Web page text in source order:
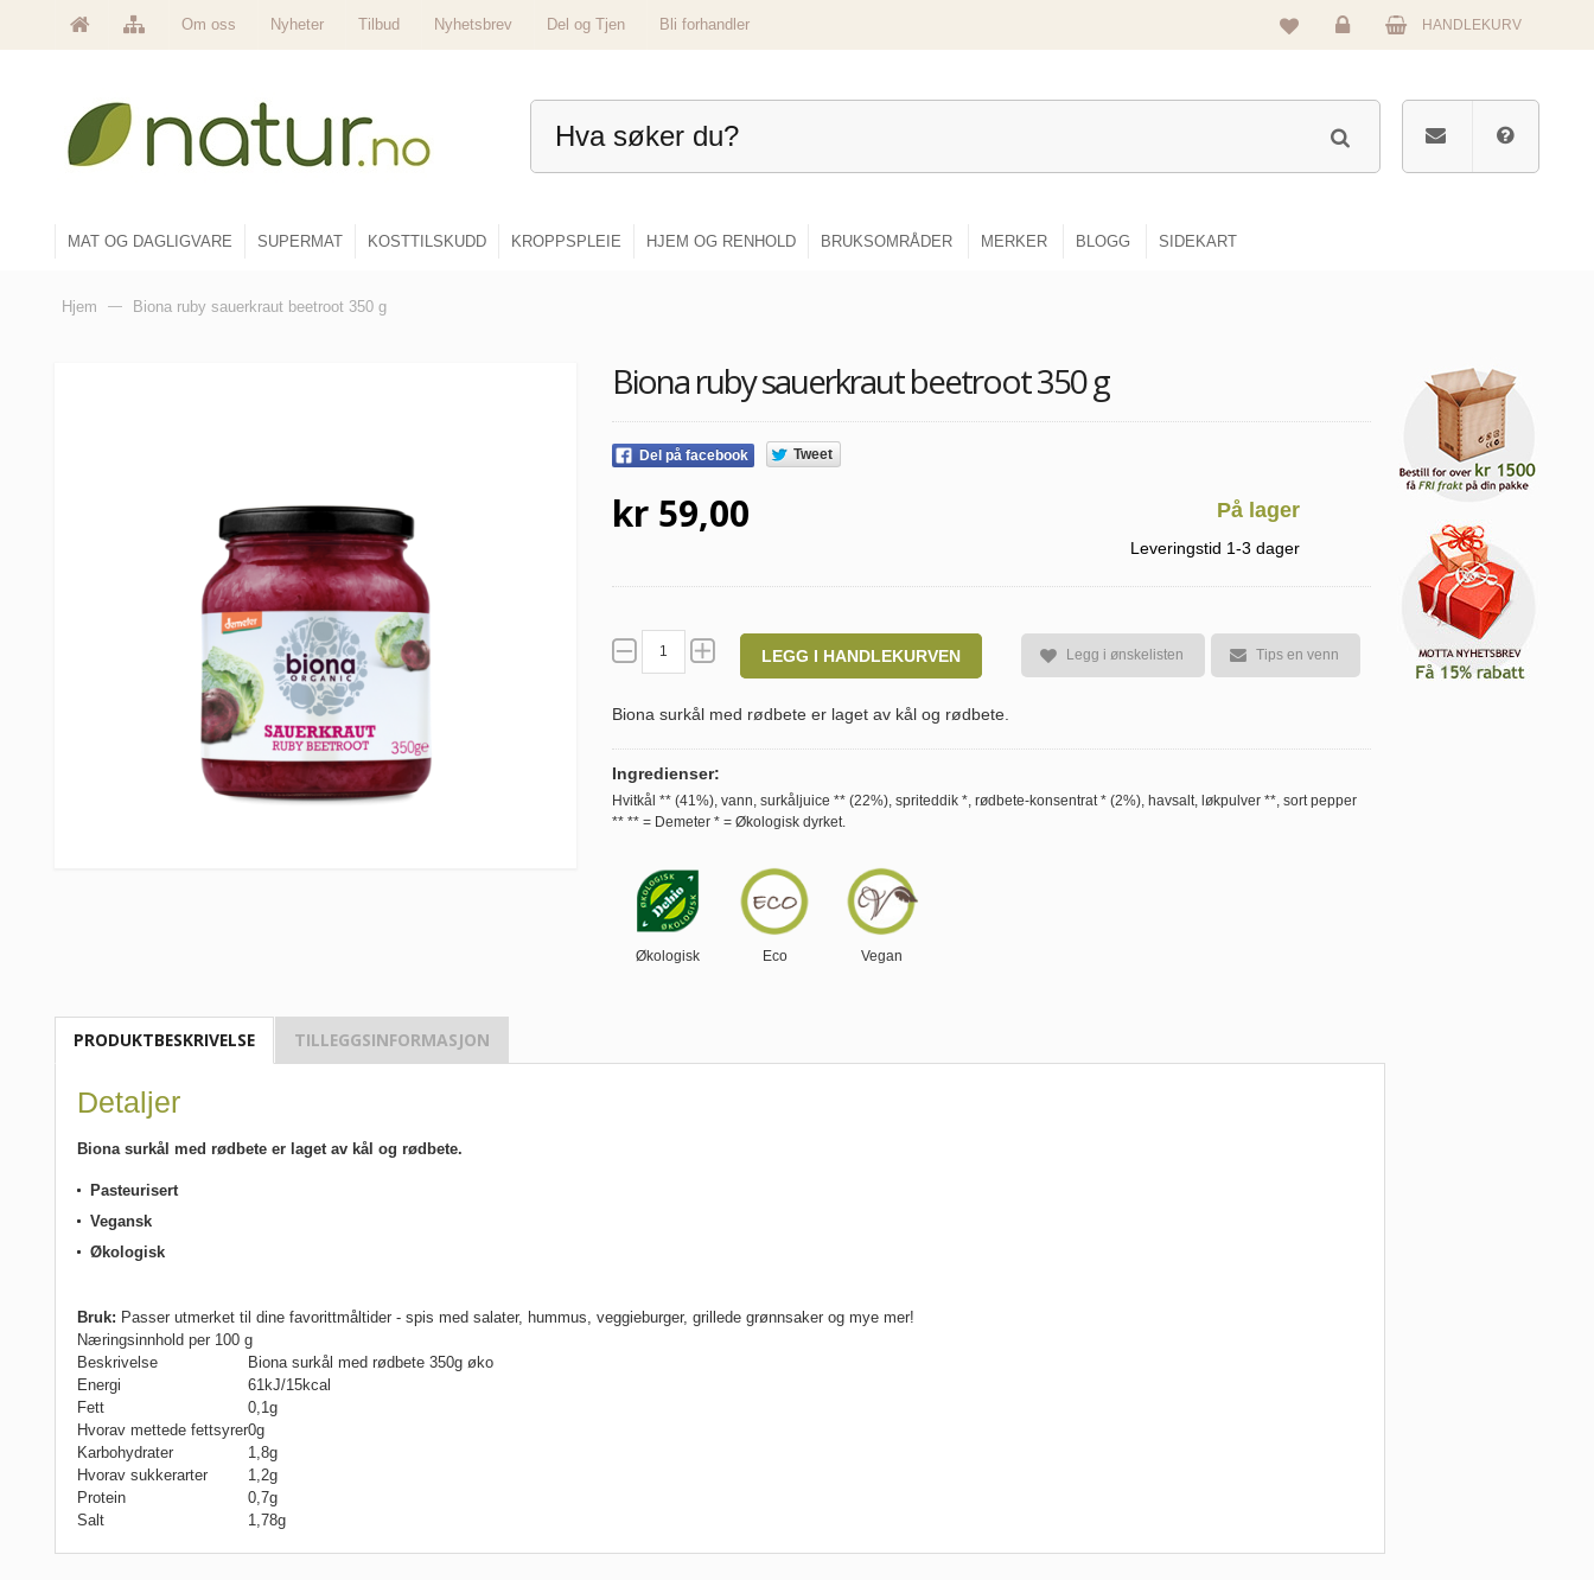
Om oss Nyheter Tilbud Nyhetsbrev Del og Tjen
Bli forhandler
Logg
HANDLEKURV
MAT OG DAGLIGVARE SUPERMAT KOSTTILSKUDD KROPPSPLEIE HJEM OG RENHOLD BRUKSOMRÅDER MERKER BLOGG SIDEKART
Hjem — Biona ruby sauerkraut beetroot 350 g
Biona ruby sauerkraut beetroot 350 g
Del på facebook Tweet
kr 59,00 På lager
Leveringstid 1-3 dager
LEGG I HANDLEKURVEN Legg i ønskelisten Tips en venn
Biona surkål med rødbete er laget av kål og rødbete.
Ingredienser:
Hvitkål ** (41%), vann, surkåljuice ** (22%), spriteddik *, rødbete-konsentrat * (2%), havsalt, løkpulver **, sort pepper
** ** = Demeter * = Økologisk dyrket.
Økologisk Eco Vegan
PRODUKTBESKRIVELSE TILLEGGSINFORMASJON
Detaljer
Biona surkål med rødbete er laget av kål og rødbete.
Pasteurisert
Vegansk
Økologisk
Bruk: Passer utmerket til dine favorittmåltider - spis med salater, hummus, veggieburger, grillede grønnsaker og mye mer!
Næringsinnhold per 100 g
Beskrivelse
Biona surkål med rødbete 350g øko
Energi
61kJ/15kcal
Fett
0,1g
Hvorav mettede fettsyrer0g
Karbohydrater
1,8g
Hvorav sukkerarter
1,2g
Protein
0,7g
Salt
1,78g